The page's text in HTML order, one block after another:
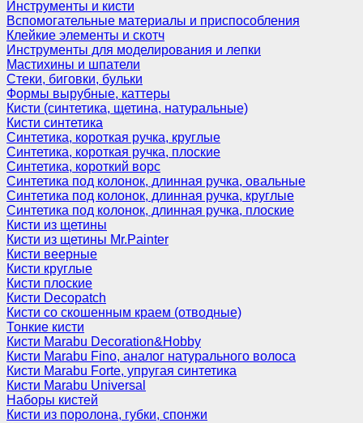
Инструменты и кисти
Вспомогательные материалы и приспособления
Клейкие элементы и скотч
Инструменты для моделирования и лепки
Мастихины и шпатели
Стеки, биговки, бульки
Формы вырубные, каттеры
Кисти (синтетика, щетина, натуральные)
Кисти синтетика
Синтетика, короткая ручка, круглые
Синтетика, короткая ручка, плоские
Синтетика, короткий ворс
Синтетика под колонок, длинная ручка, овальные
Синтетика под колонок, длинная ручка, круглые
Синтетика под колонок, длинная ручка, плоские
Кисти из щетины
Кисти из щетины Mr.Painter
Кисти веерные
Кисти круглые
Кисти плоские
Кисти Decopatch
Кисти со скошенным краем (отводные)
Тонкие кисти
Кисти Marabu Decoration&Hobby
Кисти Marabu Fino, аналог натурального волоса
Кисти Marabu Forte, упругая синтетика
Кисти Marabu Universal
Наборы кистей
Кисти из поролона, губки, спонжи